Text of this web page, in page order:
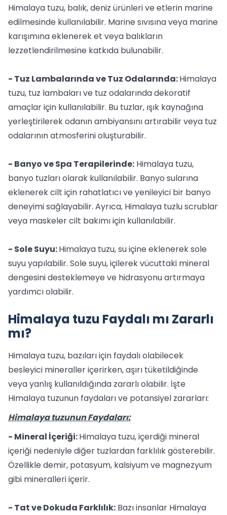
Himalaya tuzu, balık, deniz ürünleri ve etlerin marine
edilmesinde kullanılabilir. Marine sıvısına veya marine
karışımına eklenerek et veya balıkların
lezzetlendirilmesine katkıda bulunabilir.
- Tuz Lambalarında ve Tuz Odalarında:Himalaya
tuzu, tuz lambaları ve tuz odalarında dekoratif
amaçlar için kullanılabilir. Bu tuzlar, ışık kaynağına
yerleştirilerek odanın ambiyansını artırabilir veya tuz
odalarının atmosferini oluşturabilir.
- Banyo ve Spa Terapilerinde: Himalaya tuzu,
banyo tuzları olarak kullanılabilir. Banyo sularına
eklenerek cilt için rahatlatıcı ve yenileyici bir banyo
deneyimi sağlayabilir. Ayrıca, Himalaya tuzlu scrublar
veya maskeler cilt bakımı için kullanılabilir.
- Sole Suyu:Himalaya tuzu, su içine eklenerek sole
suyu yapılabilir. Sole suyu, içilerek vücuttaki mineral
dengesini desteklemeye ve hidrasyonu artırmaya
yardımcı olabilir.
Himalaya tuzu Faydalı mı Zararlı
mı?
Himalaya tuzu, bazıları için faydalı olabilecek
besleyici mineraller içerirken, aşırı tüketildiğinde
veya yanlış kullanıldığında zararlı olabilir. İşte
Himalaya tuzunun faydaları ve potansiyel zararları:
Himalaya tuzunun Faydaları:
- Mineral İçeriği:Himalaya tuzu, içerdiği mineral
içeriği nedeniyle diğer tuzlardan farklılık gösterebilir.
Özellikle demir, potasyum, kalsiyum ve magnezyum
gibi mineralleri içerir.
- Tat ve Dokuda Farklılık: Bazı insanlar Himalaya